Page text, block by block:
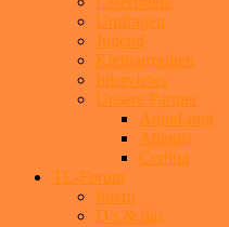
Umfragen
Jugend
Kleinanzeigen
Interviews
Unsere Partner
AquaLung
Atlantis
Certina
TL-Forum
Intern
D’s & das